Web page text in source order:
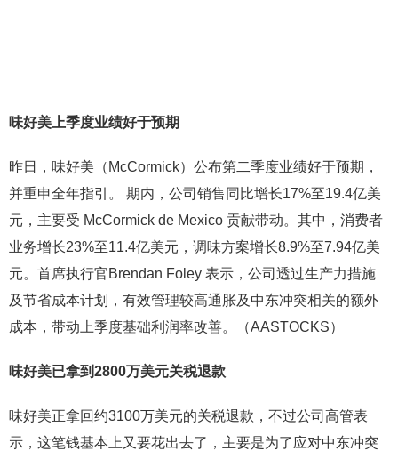
味好美上季度业绩好于预期
昨日，味好美（McCormick）公布第二季度业绩好于预期，
并重申全年指引。 期内，公司销售同比增长17%至19.4亿美
元，主要受 McCormick de Mexico 贡献带动。其中，消费者
业务增长23%至11.4亿美元，调味方案增长8.9%至7.94亿美
元。首席执行官Brendan Foley 表示，公司透过生产力措施
及节省成本计划，有效管理较高通胀及中东冲突相关的额外
成本，带动上季度基础利润率改善。（AASTOCKS）
味好美已拿到2800万美元关税退款
味好美正拿回约3100万美元的关税退款，不过公司高管表
示，这笔钱基本上又要花出去了，主要是为了应对中东冲突